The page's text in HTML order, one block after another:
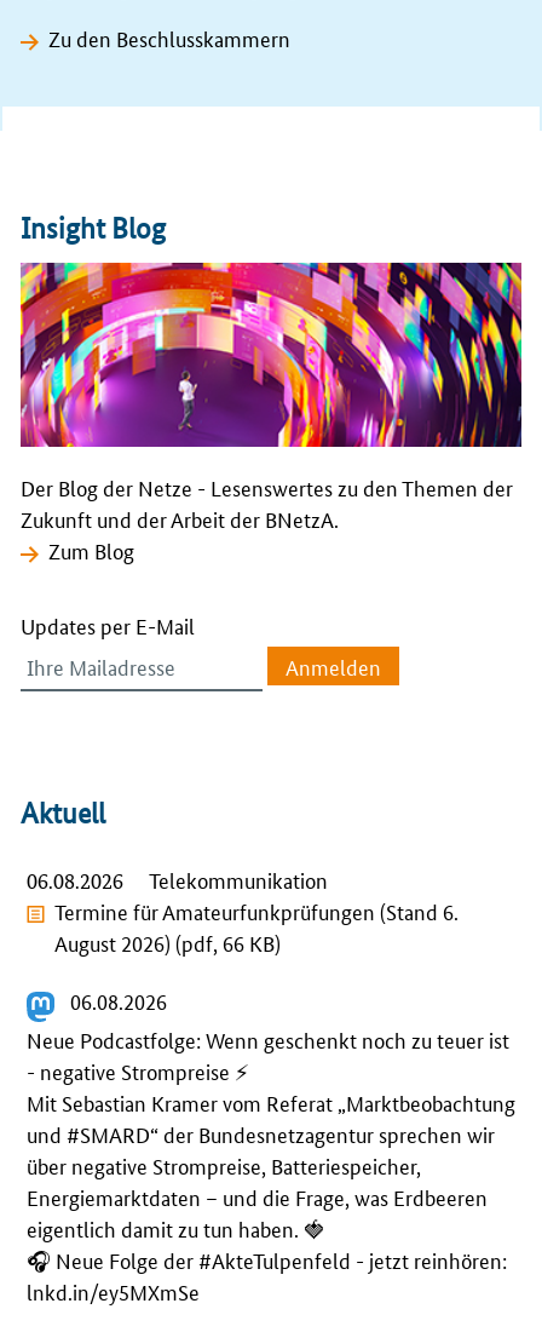
Zu den Beschlusskammern
Insight Blog
Der Blog der Netze - Lesenswertes zu den Themen der
Zukunft und der Arbeit der BNetzA.
Zum Blog
Updates per E-Mail
Aktuell
06.08.2026
Telekommunikation
Termine für Amateurfunkprüfungen (Stand 6.
August 2026) (pdf, 66 KB)
06.08.2026
Neue Podcastfolge: Wenn geschenkt noch zu teuer ist
- negative Strompreise ⚡️
Mit Sebastian Kramer vom Referat „Marktbeobachtung
und #SMARD“ der Bundesnetzagentur sprechen wir
über negative Strompreise, Batteriespeicher,
Energiemarktdaten – und die Frage, was Erdbeeren
eigentlich damit zu tun haben. 🍓
🎧️ Neue Folge der#AkteTulpenfeld - jetzt reinhören:
lnkd.in/ey5MXmSe